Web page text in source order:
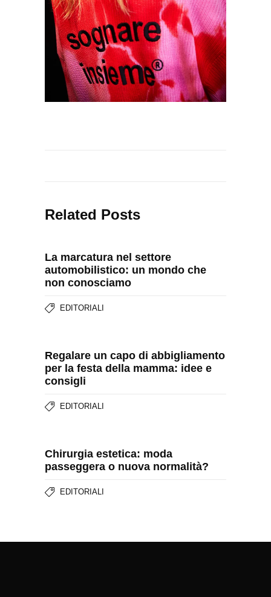
Related Posts
La marcatura nel settore
automobilistico: un mondo che
non conosciamo
EDITORIALI
Regalare un capo di abbigliamento
per la festa della mamma: idee e
consigli
EDITORIALI
Chirurgia estetica: moda
passeggera o nuova normalità?
EDITORIALI